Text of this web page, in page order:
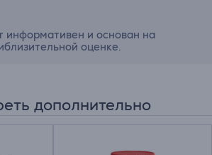
информативен и основан на
оценке.
дополнительно